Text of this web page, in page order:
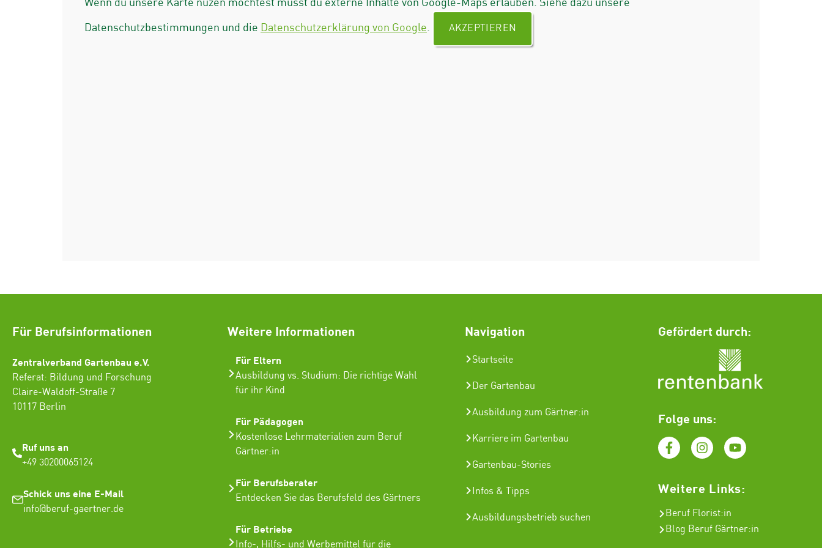
Wenn du unsere Karte nuzen möchtest musst du externe Inhalte von Google-Maps erlauben. Siehe dazu unsere
Datenschutzbestimmungen und die Datenschutzerklärung von Google AKZEPTIEREN
Für Berufsinformationen
Zentralverband Gartenbau e.V.
Referat: Bildung und Forschung
Claire-Waldoff-Straße 7
10117 Berlin
Ruf uns an
+49 30200065124
Schick uns eine E-Mail
info@beruf-gaertner.de
Weitere Informationen
Für Eltern
Ausbildung vs. Studium: Die richtige Wahl
für ihr Kind
Für Pädagogen
Kostenlose Lehrmaterialien zum Beruf
Gärtner:in
Für Berufsberater
Entdecken Sie das Berufsfeld des Gärtners
Für Betriebe
Info-, Hilfs- und Werbemittel für die
Navigation
Startseite
Der Gartenbau
Ausbildung zum Gärtner:in
Karriere im Gartenbau
Gartenbau-Stories
Infos & Tipps
Ausbildungsbetrieb suchen
Gefördert durch:
Folge uns:
Weitere Links:
Beruf Florist:in
Blog Beruf Gärtner:in